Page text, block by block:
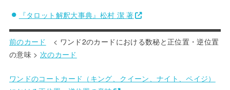
『タロット解釈大事典』松村 潔 著
前のカード
< ワンド2のカードにおける数秘と正位置・逆位置
の意味 > 次のカード
ワンドのコートカード（キング、クイーン、ナイト、ペイジ）